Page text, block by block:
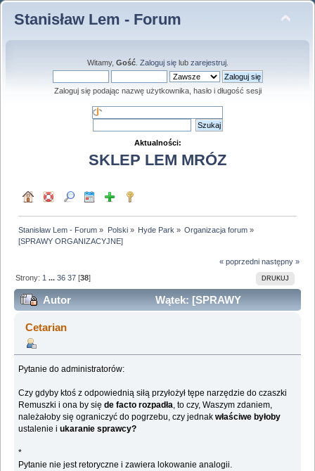
Stanisław Lem - Forum
Witamy, Gość. Zaloguj sięlub zarejestruj.
Zaloguj się podając nazwę użytkownika, hasło i długość sesji
Aktualności:
SKLEP LEM MRÓZ
Stanisław Lem - Forum » Polski» Hyde Park » Organizacja forum »
[SPRAWY ORGANIZACYJNE]
« poprzedni następny »
DRUKUJ
Strony: 1 ...36 37 [38]
Autor
Wątek: [SPRAWY
ORGANIZACYJNE] (Przeczytany 1356819 razy)
Cetarian
Pytanie do administratorów:
Czy gdyby ktoś z odpowiednią siłą przyłożył tępe narzędzie do czaszki
Remuszki i ona by sięde facto rozpadła, to czy, Waszym zdaniem,
należałoby się ograniczyć do pogrzebu, czy jednakwłaściwe byłoby
ustalenie iukaranie sprawcy?
*
Pytanie nie jest retoryczne i zawiera lokowanie analogii.